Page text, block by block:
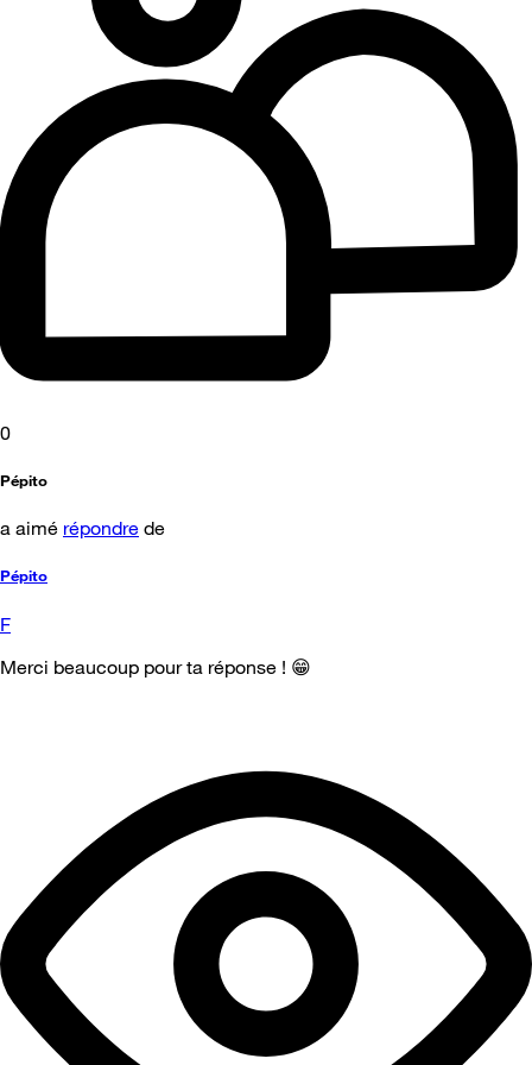
0
Pépito
a aimé répondre de
Pépito
F
Merci beaucoup pour ta réponse ! 😁